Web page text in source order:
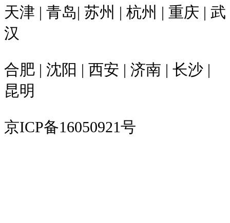
天津 | 青岛| 苏州 | 杭州 | 重庆 | 武
汉
合肥 | 沈阳 | 西安 | 济南 | 长沙 |
昆明
京ICP备16050921号